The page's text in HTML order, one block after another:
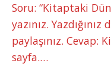
Soru: “Kitaptaki
yazınız.
paylaşınız. Cevap:
sayfa.…